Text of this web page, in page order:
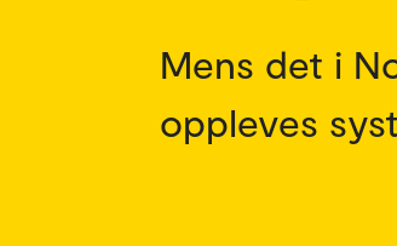
Mens det i
oppleves